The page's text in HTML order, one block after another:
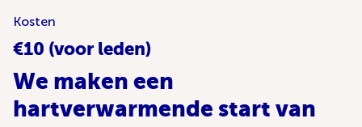
Kosten
€10 (voor leden)
We maken een
hartverwarmende start van